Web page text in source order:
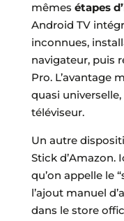
mêmes étapes
Android TV
inconnues,
navigateur, puis
Pro. L’avantage
quasi
téléviseur.
Un autre
Stick d’Amazon.
qu’on appelle le
l’ajout manuel
dans le store